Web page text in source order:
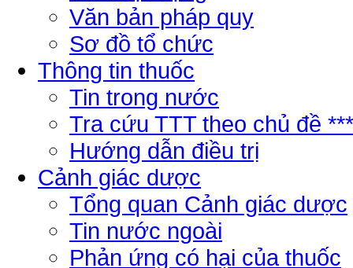
Văn bản pháp quy
Sơ đồ tổ chức
Thông tin thuốc
Tin trong nước
Tra cứu TTT theo chủ đề ***
Hướng dẫn điều trị
Cảnh giác dược
Tổng quan Cảnh giác dược
Tin nước ngoài
Phản ứng có hại của thuốc